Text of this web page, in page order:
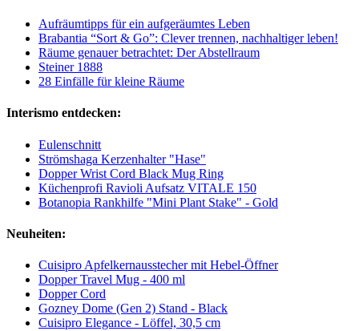
Aufräumtipps für ein aufgeräumtes Leben
Brabantia “Sort & Go”: Clever trennen, nachhaltiger leben!
Räume genauer betrachtet: Der Abstellraum
Steiner 1888
28 Einfälle für kleine Räume
Interismo entdecken:
Eulenschnitt
Strömshaga Kerzenhalter "Hase"
Dopper Wrist Cord Black Mug Ring
Küchenprofi Ravioli Aufsatz VITALE 150
Botanopia Rankhilfe "Mini Plant Stake" - Gold
Neuheiten:
Cuisipro Apfelkernausstecher mit Hebel-Öffner
Dopper Travel Mug - 400 ml
Dopper Cord
Gozney Dome (Gen 2) Stand - Black
Cuisipro Elegance - Löffel, 30,5 cm